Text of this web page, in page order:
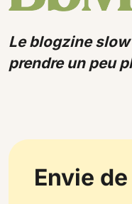
Le blogzine
prendre un peu
Envie